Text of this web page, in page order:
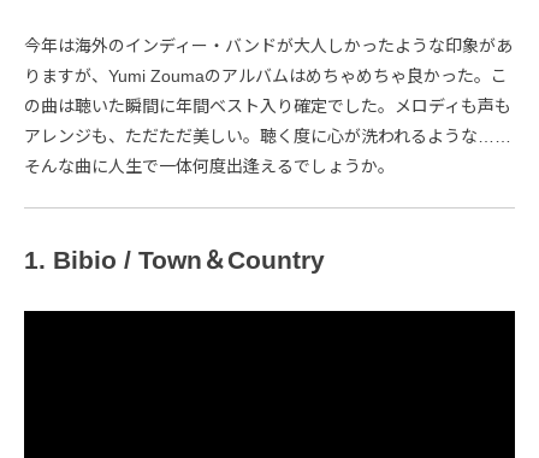
今年は海外のインディー・バンドが大人しかったような印象があ
りますが、Yumi Zoumaのアルバムはめちゃめちゃ良かった。こ
の曲は聴いた瞬間に年間ベスト入り確定でした。メロディも声も
アレンジも、ただただ美しい。聴く度に心が洗われるような……
そんな曲に人生で一体何度出逢えるでしょうか。
1. Bibio / Town＆Country